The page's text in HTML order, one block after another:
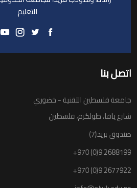
التعليم
اتصل بنا
جامعة فلسطين التقنية - خضوري
شارع يافا، طولكرم، فلسطين
صندوق بريد(7)
+970 (0)9 2688199
+970 (0)9 2677922